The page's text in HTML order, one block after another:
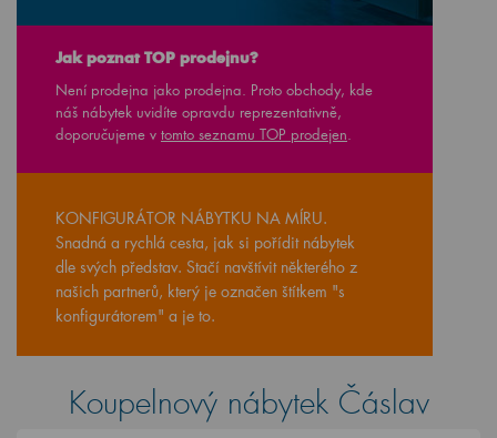
Jak poznat TOP prodejnu?
Není prodejna jako prodejna. Proto obchody, kde
náš nábytek uvidíte opravdu reprezentativně,
doporučujeme v tomto seznamu TOP prodejen
KONFIGURÁTOR NÁBYTKU NA MÍRU.
Snadná a rychlá cesta, jak si pořídit nábytek
dle svých představ. Stačí navštívit některého z
našich partnerů, který je označen štítkem "s
konfigurátorem" a je to.
Koupelnový nábytek Čáslav